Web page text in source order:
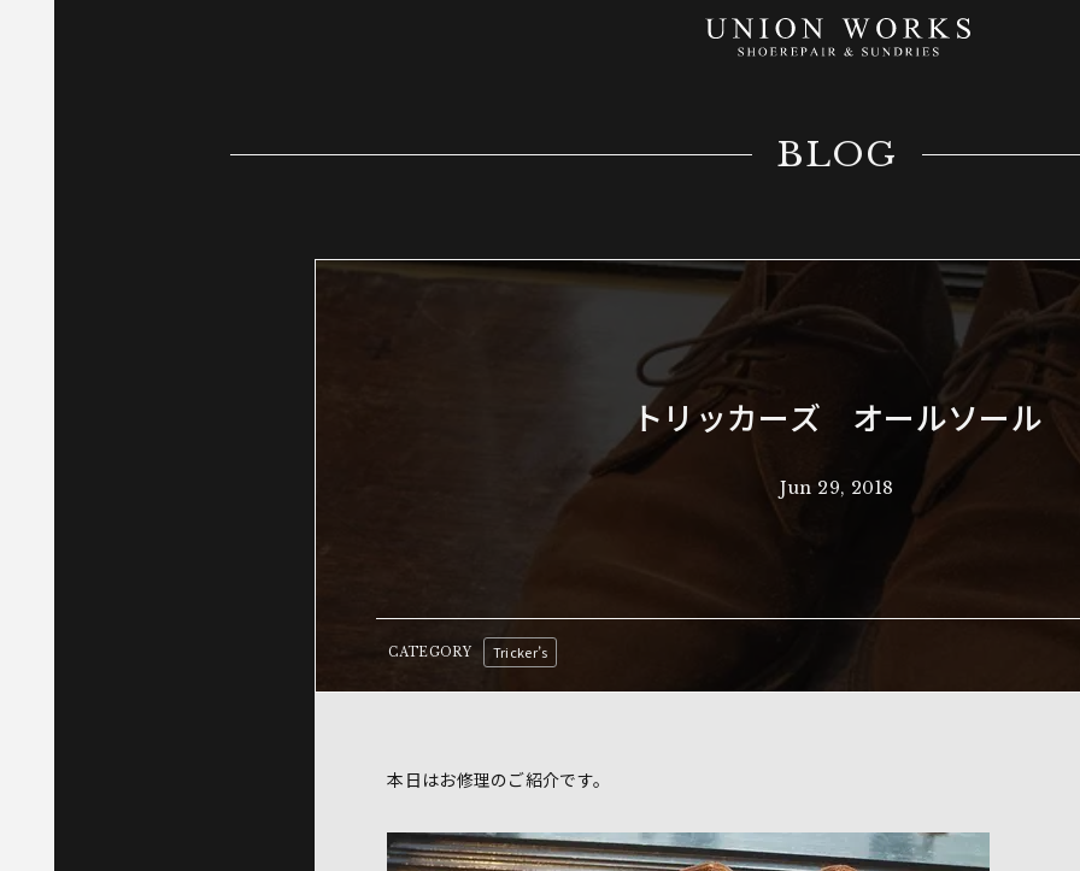
BLOG
トリッカーズ オールソール
Jun 29, 2018
CATEGORY Tricker’s
本日はお修理のご紹介です。